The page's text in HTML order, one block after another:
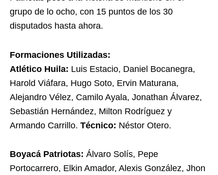
grupo de lo ocho, con 15 puntos de los 30
disputados hasta ahora.
Formaciones Utilizadas:
Atlético Huila: Luis Estacio, Daniel Bocanegra,
Harold Viáfara, Hugo Soto, Ervin Maturana,
Alejandro Vélez, Camilo Ayala, Jonathan Álvarez,
Sebastián Hernández, Milton Rodríguez y
Armando Carrillo. Técnico: Néstor Otero.
Boyacá Patriotas: Álvaro Solís, Pepe
Portocarrero, Elkin Amador, Alexis González, Jhon